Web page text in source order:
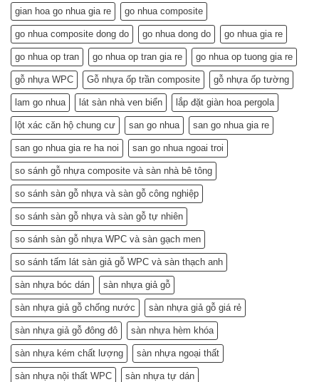
Về
Chỉ
Tiết
Kiệm
Mà
Còn…
An
Tâm
Sống
Khỏe
Hưu:
Nhà,
Khỏe
Túi
Tiền
–
Bí
Quyết
Chọn
và
Lắp
Đặt
(Gợi
ý
từ
chuyên
gia)
gian hoa go nhua gia re go nhua composite
go nhua composite dong do go nhua dong do go nhua gia re
go nhua op tran go nhua op tran gia re go nhua op tuong gia re
gỗ nhựa WPC Gỗ nhựa ốp trần composite gỗ nhựa ốp tường
lam go nhua lát sàn nhà ven biển lắp đặt giàn hoa pergola
lột xác căn hộ chung cư san go nhua san go nhua gia re
san go nhua gia re ha noi san go nhua ngoai troi
so sánh gỗ nhựa composite và sàn nhà bê tông
so sánh sàn gỗ nhựa và sàn gỗ công nghiệp
so sánh sàn gỗ nhựa và sàn gỗ tự nhiên
so sánh sàn gỗ nhựa WPC và sàn gạch men
so sánh tấm lát sàn giả gỗ WPC và sàn thạch anh
sàn nhựa bóc dán sàn nhựa giả gỗ
sàn nhựa giả gỗ chống nước sàn nhựa giả gỗ giá rẻ
sàn nhựa giả gỗ đông đô sàn nhựa hèm khóa
sàn nhựa kém chất lượng sàn nhựa ngoại thất
sàn nhựa nội thất WPC sàn nhựa tự dán